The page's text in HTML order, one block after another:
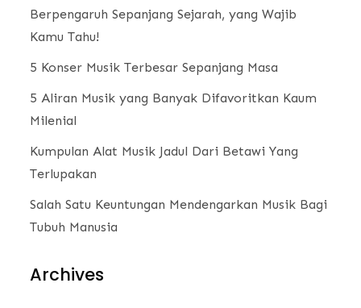
Berpengaruh Sepanjang Sejarah, yang Wajib
Kamu Tahu!
5 Konser Musik Terbesar Sepanjang Masa
5 Aliran Musik yang Banyak Difavoritkan Kaum
Milenial
Kumpulan Alat Musik Jadul Dari Betawi Yang
Terlupakan
Salah Satu Keuntungan Mendengarkan Musik Bagi
Tubuh Manusia
Archives